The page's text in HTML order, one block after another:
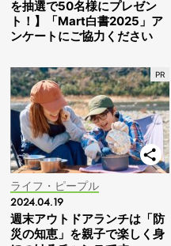
を抽選で50名様にプレゼン
ト！】「Mart白書2025」ア
ンケートにご協力ください
ライフ・ピープル
2024.04.19
週末アウトドアランチは「防
災の知恵」を親子で楽しく身